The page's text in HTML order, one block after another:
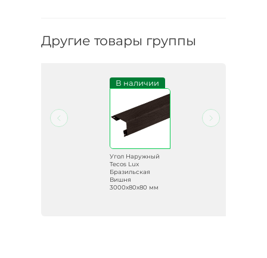
Другие товары группы
В наличии
Угол Наружный
Tecos Lux
Бразильская
Вишня
3000х80х80 мм